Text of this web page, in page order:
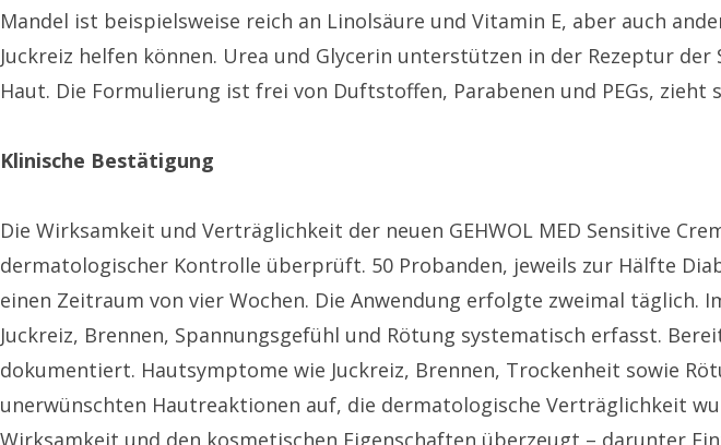
Mandel ist beispielsweise reich an Linolsäure und Vitamin E, aber auch
Juckreiz helfen können. Urea und Glycerin unterstützen in der Rezeptur
Haut. Die Formulierung ist frei von Duftstoffen, Parabenen und PEGs,
Klinische Bestätigung
Die Wirksamkeit und Verträglichkeit der neuen GEHWOL MED Sensitive
dermatologischer Kontrolle überprüft. 50 Probanden, jeweils zur Hälfte
einen Zeitraum von vier Wochen. Die Anwendung erfolgte zweimal
Juckreiz, Brennen, Spannungsgefühl und Rötung systematisch erfasst.
dokumentiert. Hautsymptome wie Juckreiz, Brennen, Trockenheit sowie
unerwünschten Hautreaktionen auf, die dermatologische Verträglichkeit
Wirksamkeit und den kosmetischen Eigenschaften überzeugt – darunter